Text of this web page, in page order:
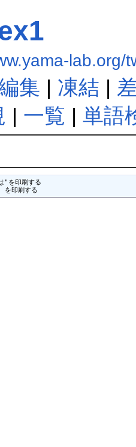
lab.org/
集 | 凍結 |
| 一覧 | 単語
"を印刷する
印刷する